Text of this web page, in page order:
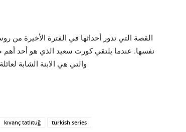
القصة التي تدور أحداثها في الفترة الأخيرة من
نفسها. عندما يلتقي كورت سعيد الذي هو أحد
والتي هي الابنة الشابة
kıvanç tatlıtuğ
turkish series